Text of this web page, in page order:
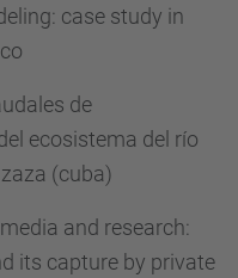
case study in
de
ecosistema del río
(cuba)
and research:
its capture by private